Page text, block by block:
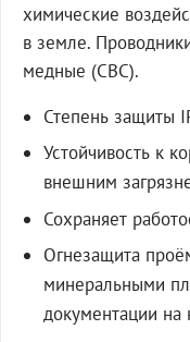
химические
в земле.
медные (СВС).
Степень защиты
Устойчивость к
внешним
Сохраняет
Огнезащита
минеральными
документации на